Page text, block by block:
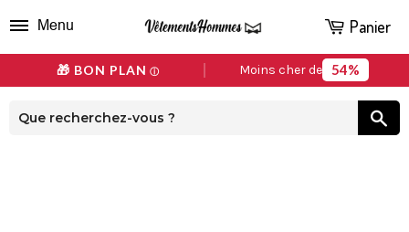
🎁 BON PLAN ⓘ Moins cher de 54%
Menu Panier